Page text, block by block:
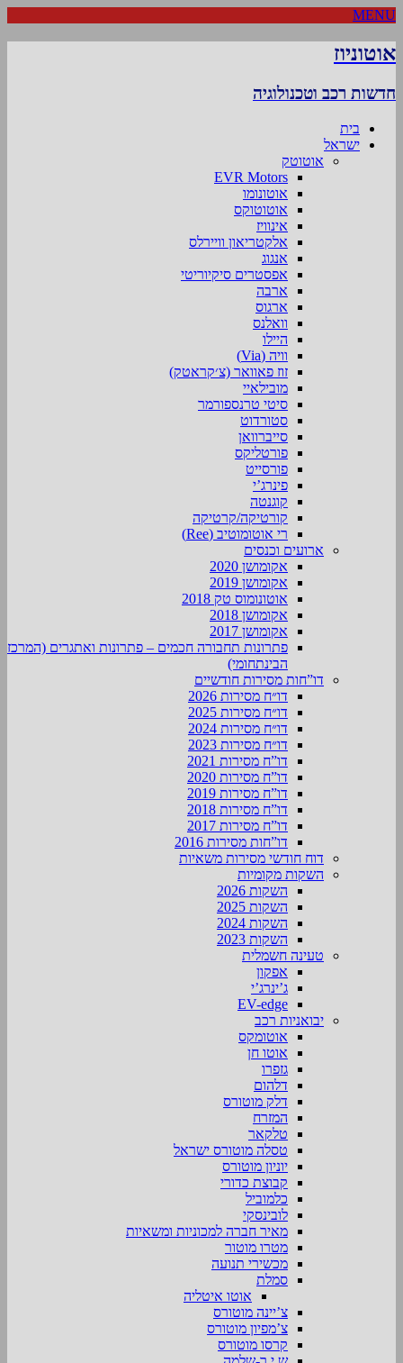
MENU
אוטוניוז
חדשות רכב וטכנולוגיה
בית
ישראל
אוטוטק
EVR Motors
אוטונומו
אוטוטוקס
אינוויז
אלקטריאון וויירלס
אנגוג
אפסטרים סיקיוריטי
ארבה
ארגוס
וואלנס
היילו
וויה (Via)
זוז פאוואר (צ׳קראטק)
מובילאיי
סיטי טרנספורמר
סטורדוט
סייברוואן
פורטליקס
פורסייט
פינרג’י
קוגנטה
קורטיקה/קרטיקה
רי אוטומוטיב (Ree)
ארועים וכנסים
אקומושן 2020
אקומושן 2019
אוטונומוס טק 2018
אקומושן 2018
אקומושן 2017
פתרונות תחבורה חכמים – פתרונות ואתגרים (המרכז
הבינתחומי)
דו”חות מסירות חודשיים
דו״ח מסירות 2026
דו״ח מסירות 2025
דו״ח מסירות 2024
דו״ח מסירות 2023
דו”ח מסירות 2021
דו”ח מסירות 2020
דו”ח מסירות 2019
דו”ח מסירות 2018
דו”ח מסירות 2017
דו”חות מסירות 2016
דוח חודשי מסירות משאיות
השקות מקומיות
השקות 2026
השקות 2025
השקות 2024
השקות 2023
טעינה חשמלית
אפקון
ג’ינרג’י
EV-edge
יבואניות רכב
אוטומקס
אוטו חן
גזפרו
דלהום
דלק מוטורס
המזרח
טלקאר
טסלה מוטורס ישראל
יוניון מוטורס
קבוצת כדורי
כלמוביל
לובינסקי
מאיר חברה למכוניות ומשאיות
מטרו מוטור
מכשירי תנועה
סמלת
אוטו איטליה
צ’יינה מוטורס
צ’מפיון מוטורס
קרסו מוטורס